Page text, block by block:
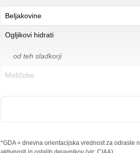
Beljakovine
Ogljikovi hidrati
od teh sladkorji
Maščobe
od teh nasičene maščobne kisline
*GDA = dnevna orientacijska vrednost za odrasle